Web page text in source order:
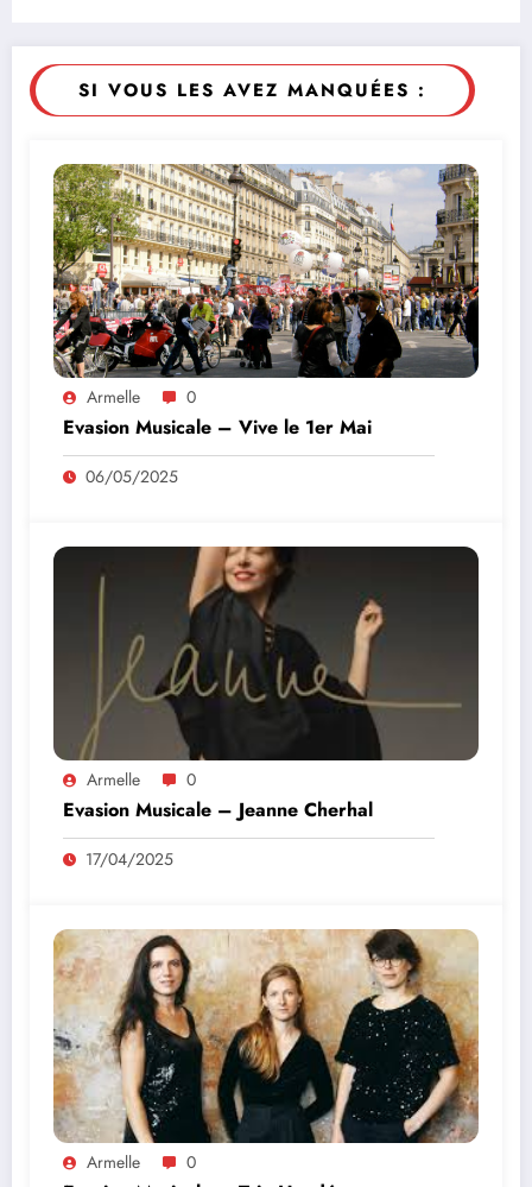
SI VOUS LES AVEZ MANQUÉES :
Armelle 0
Evasion Musicale – Vive le 1er Mai
06/05/2025
Armelle 0
Evasion Musicale – Jeanne Cherhal
17/04/2025
Armelle 0